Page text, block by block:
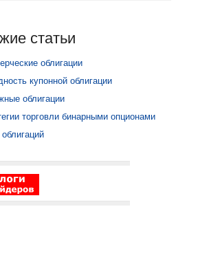
статьи
облигации
купонной облигации
облигации
торговли бинарными опционами